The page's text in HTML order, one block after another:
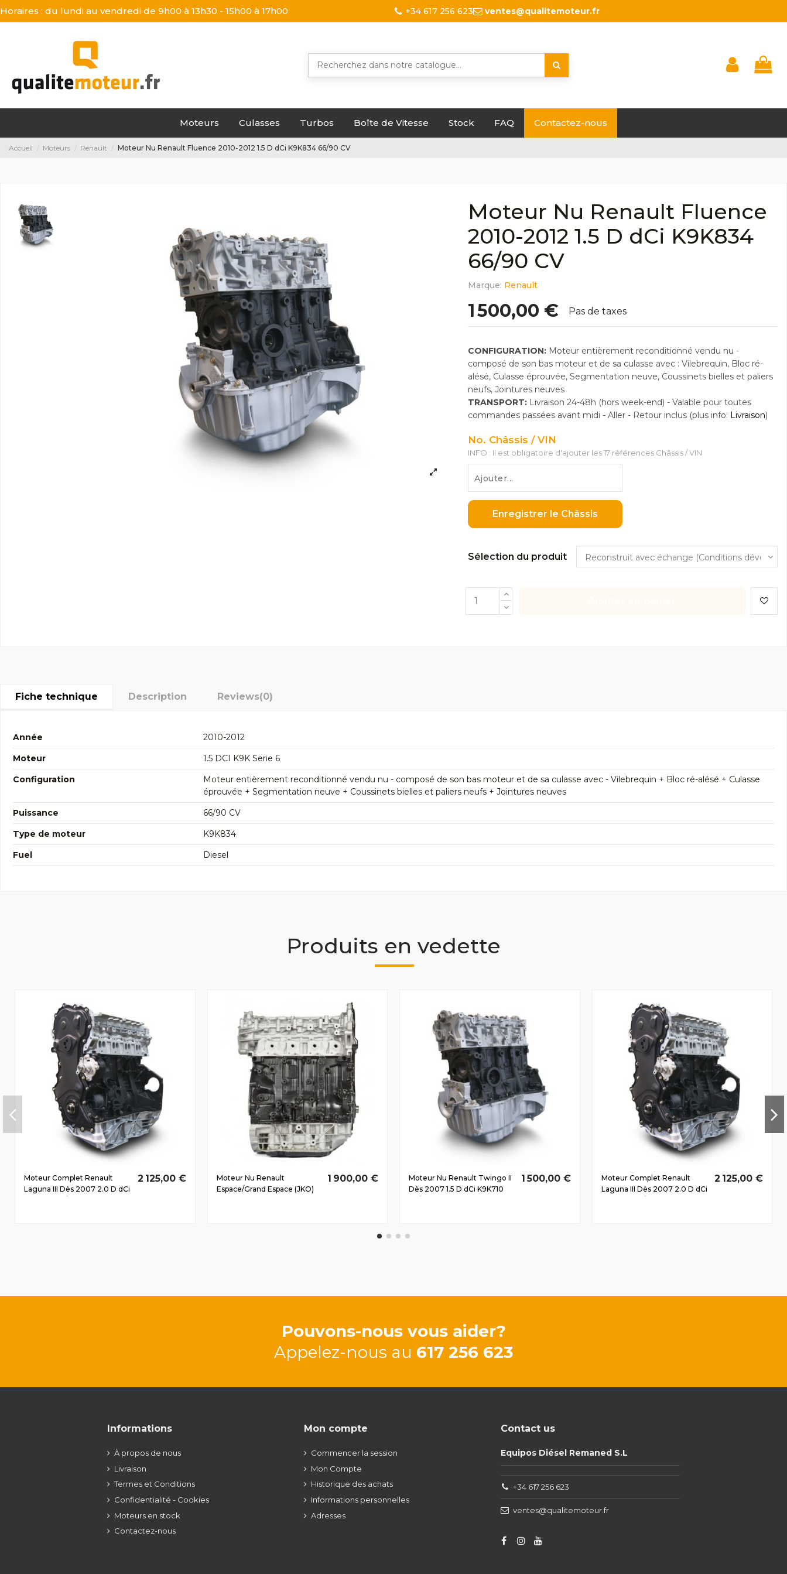
Horaires : du lundi au vendredi de 9h00 à 13h30 - 15h00 à 17h00 +34 617 256 623 ventes@qualitemoteur.fr
Moteurs Culasses Turbos Boîte de Vitesse Stock FAQ Contactez-nous
Accueil Moteurs Renault Moteur Nu Renault Fluence 2010-2012 1.5 D dCi K9K834 66/90 CV
Moteur Nu Renault Fluence
2010-2012 1.5 D dCi K9K834
66/90 CV
Marque: Renault
1 500,00 € Pas de taxes
CONFIGURATION:Moteur entièrement reconditionné vendu nu -
composé de son bas moteur et de sa culasse avec : Vilebrequin, Bloc ré-
alésé, Culasse éprouvée, Segmentation neuve, Coussinets bielles et paliers
neufs, Jointures neuves
TRANSPORT: Livraison 24-48h (hors week-end) - Valable pour toutes
commandes passées avant midi - Aller - Retour inclus (plus info: Livraison)
No. Châssis / VIN
INFO : Il est obligatoire d'ajouter les 17 références Châssis / VIN
Enregistrer le Châssis
Sélection du produit
Fiche technique Description Reviews(0)
Année
2010-2012
Moteur
1.5 DCI K9K Serie 6
Configuration
Moteur entièrement reconditionné vendu nu - composé de son bas moteur et de sa culasse avec - Vilebrequin + Bloc ré-alésé + Culasse
éprouvée + Segmentation neuve + Coussinets bielles et paliers neufs + Jointures neuves
Puissance
66/90 CV
Type de moteur
K9K834
Fuel
Diesel
Produits en vedette
Moteur Complet Renault
Laguna III Dès 2007 2.0 D dCi
2 125,00 €
Moteur Nu Renault
Espace/Grand Espace (JKO)
1 900,00 €
Moteur Nu Renault Twingo II
Dès 2007 1.5 D dCi K9K710
1 500,00 €
Moteur Complet Renault
Laguna III Dès 2007 2.0 D dCi
2 125,00 €
Pouvons-nous vous aider?
Appelez-nous au 617 256 623
Informations
À propos de nous
Livraison
Termes et Conditions
Confidentialité - Cookies
Moteurs en stock
Contactez-nous
Mon compte
Commencer la session
Mon Compte
Historique des achats
Informations personnelles
Adresses
Contact us
Equipos Diésel Remaned S.L
+34 617 256 623
ventes@qualitemoteur.fr